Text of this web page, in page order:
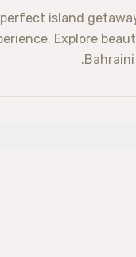
island
Explore